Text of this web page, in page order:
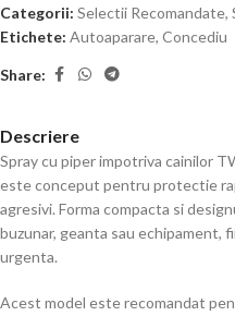
Categorii: Selectii Recomandate,
Etichete: Autoaparare, Concediu
Share:
Descriere
Spray cu piper impotriva cainilor
este conceput pentru protectie
agresivi. Forma compacta si
buzunar, geanta sau echipament,
urgenta.
Acest model este recomandat